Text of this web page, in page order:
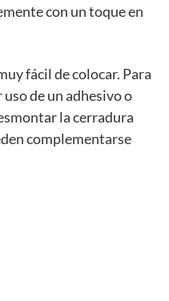
con un toque en
fácil de colocar. Para
de un adhesivo o
la cerradura
complementarse